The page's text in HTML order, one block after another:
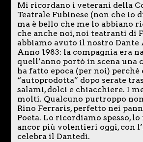
Mi ricordano i veterani della
Teatrale Fubinese (non che io
ma è bello che me lo abbiano
che anche noi, noi teatranti di
abbiamo avuto il nostro
Anno 1983: la compagnia era
quell’anno portò in scena una
ha fatto epoca (per noi) perché
“autoprodotta” dopo serate
salami, dolci e chiacchiere. I
molti. Qualcuno purtroppo non
Rino Ferraris, perfetto nei
Poeta. Lo ricordiamo spesso,
ancor più volentieri oggi, con
celebra il Dantedì.